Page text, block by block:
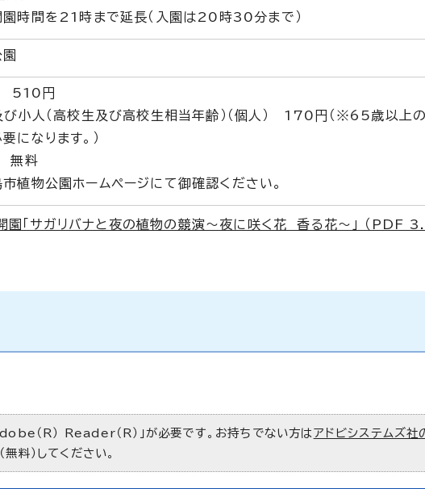
時間を21時まで延長（入園は20時30分まで）
510円
び小人（高校生及び高校生相当年齢）（個人） 170円（※65歳以上
になります。）
無料
植物公園ホームページにて御確認ください。
園「サガリバナと夜の植物の競演～夜に咲く花 香る花～」 （PDF
（R） Reader（R）」が必要です。お持ちでない方は アドビシステムズ社
料）してください。